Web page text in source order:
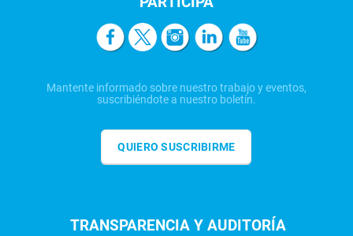
Mantente informado sobre nuestro trabajo y eventos,
suscribiéndote a nuestro boletín.
QUIERO SUSCRIBIRME
TRANSPARENCIA Y AUDITORÍA